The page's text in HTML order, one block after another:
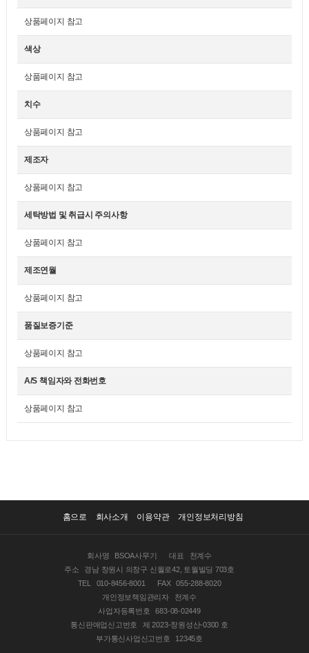
상품페이지 참고
색상
상품페이지 참고
치수
상품페이지 참고
제조자
상품페이지 참고
세탁방법 및 취급시 주의사항
상품페이지 참고
제조연월
상품페이지 참고
품질보증기준
상품페이지 참고
A/S 책임자와 전화번호
상품페이지 참고
홈으로 회사소개 이용약관 개인정보처리방침
회사명 BSOA사무기 대표
천계수
주소
경남 창원시 의창구 신월로42, 토월빌딩 703호
TEL
010-8456-8001 FAX
055-288-8020
개인정보책임관리자
천계수
사업자등록번호
683-08-02449
통신판매업신고번호
제 2023-창원성산-0300 호
부가통신사업신고번호
12345호